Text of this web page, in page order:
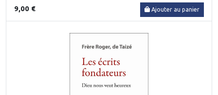
9,00 € Ajouter au panier